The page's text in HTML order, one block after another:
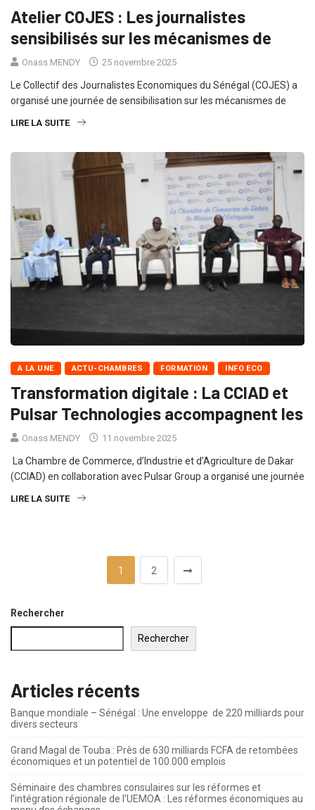
Atelier COJES : Les journalistes
sensibilisés sur les mécanismes de
Onass MENDY 25 novembre 2025
Le Collectif des Journalistes Economiques du Sénégal (COJES) a
organisé une journée de sensibilisation sur les mécanismes de
LIRE LA SUITE
A LA UNE ACTU-CHAMBRES FORMATION INFO ECO
Transformation digitale : La CCIAD et
Pulsar Technologies accompagnent les
Onass MENDY 11 novembre 2025
La Chambre de Commerce, d’Industrie et d’Agriculture de Dakar
(CCIAD) en collaboration avec Pulsar Group a organisé une journée
LIRE LA SUITE
1 2
Rechercher
Rechercher
Articles récents
Banque mondiale – Sénégal : Une enveloppe de 220 milliards pour
divers secteurs
Grand Magal de Touba : Près de 630 milliards FCFA de retombées
économiques et un potentiel de 100.000 emplois
Séminaire des chambres consulaires sur les réformes et
l’intégration régionale de l’UEMOA : Les réformes économiques au